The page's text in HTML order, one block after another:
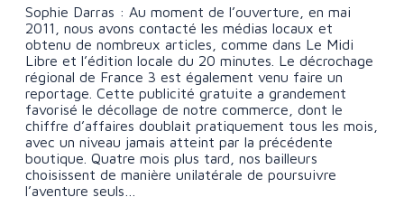
Sophie Darras : Au moment de l’ouverture, en mai
2011, nous avons contacté les médias locaux et
obtenu de nombreux articles, comme dans Le Midi
Libre et l’édition locale du 20 minutes. Le décrochage
régional de France 3 est également venu faire un
reportage. Cette publicité gratuite a grandement
favorisé le décollage de notre commerce, dont le
chiffre d’affaires doublait pratiquement tous les mois,
avec un niveau jamais atteint par la précédente
boutique. Quatre mois plus tard, nos bailleurs
choisissent de manière unilatérale de poursuivre
l’aventure seuls…